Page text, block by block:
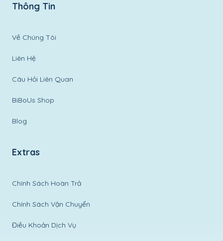
Thông Tin
Về Chúng Tôi
Liên Hệ
Câu Hỏi Liên Quan
BiBoUs Shop
Blog
Extras
Chính Sách Hoàn Trả
Chính Sách Vận Chuyển
Điều Khoản Dịch Vụ